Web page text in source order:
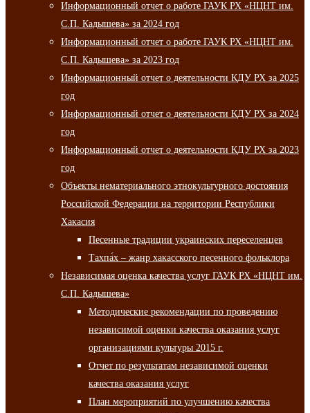
Информационный отчет о работе ГАУК РХ «НЦНТ им.
С.П. Кадышева» за 2024 год
Информационный отчет о работе ГАУК РХ «НЦНТ им.
С.П. Кадышева» за 2023 год
Информационный отчет о деятельности КДУ РХ за 2025
год
Информационный отчет о деятельности КДУ РХ за 2024
год
Информационный отчет о деятельности КДУ РХ за 2023
год
Объекты нематериального этнокультурного достояния
Российской Федерации на территории Республики
Хакасия
Песенные традиции украинских переселенцев
Тахпа́х – жанр хакасского песенного фольклора
Независимая оценка качества услуг ГАУК РХ «НЦНТ им.
С.П. Кадышева»
Методические рекомендации по проведению
независимой оценки качества оказания услуг
организациями культуры 2015 г.
Отчет по результатам независимой оценки
качества оказания услуг
План мероприятий по улучшению качества